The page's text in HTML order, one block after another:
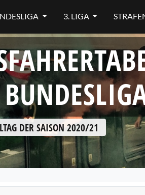
3. LIGA
DER SAISON 2020/21